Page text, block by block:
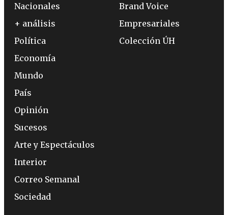
Nacionales
+ análisis
Política
Economía
Mundo
País
Opinión
Sucesos
Arte y Espectáculos
Interior
Correo Semanal
Sociedad
Brand Voice
Empresariales
Colección ÚH